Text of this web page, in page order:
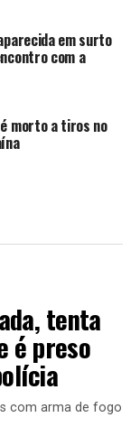
em surto
com a
morto a tiros no
tenta
é preso
com arma de fogo